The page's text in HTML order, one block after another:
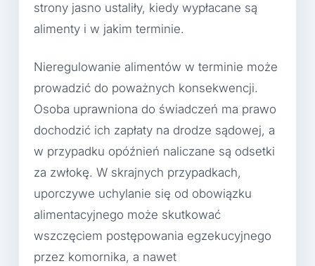
strony jasno ustaliły, kiedy wypłacane są
alimenty i w jakim terminie.
Nieregulowanie alimentów w terminie może
prowadzić do poważnych konsekwencji.
Osoba uprawniona do świadczeń ma prawo
dochodzić ich zapłaty na drodze sądowej, a
w przypadku opóźnień naliczane są odsetki
za zwłokę. W skrajnych przypadkach,
uporczywe uchylanie się od obowiązku
alimentacyjnego może skutkować
wszczęciem postępowania egzekucyjnego
przez komornika, a nawet